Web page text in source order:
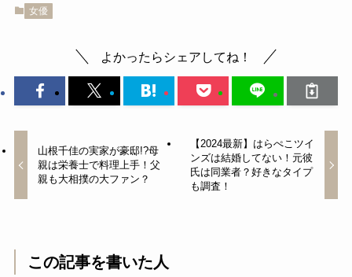
女優
よかったらシェアしてね！
山根千佳の実家が豪邸!?母
親は栄養士で料理上手！父
親も大相撲の大ファン？
【2024最新】はらぺこツイ
ンズは結婚してない！元彼
氏は同業者？好きなタイプ
も調査！
この記事を書いた人